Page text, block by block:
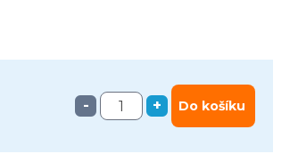
- + Do košíku